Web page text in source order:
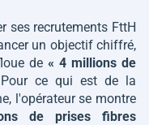
ses recrutements FttH
un objectif chiffré,
de« 4 millions de
ce qui est de la
l'opérateur se montre
de prises fibres